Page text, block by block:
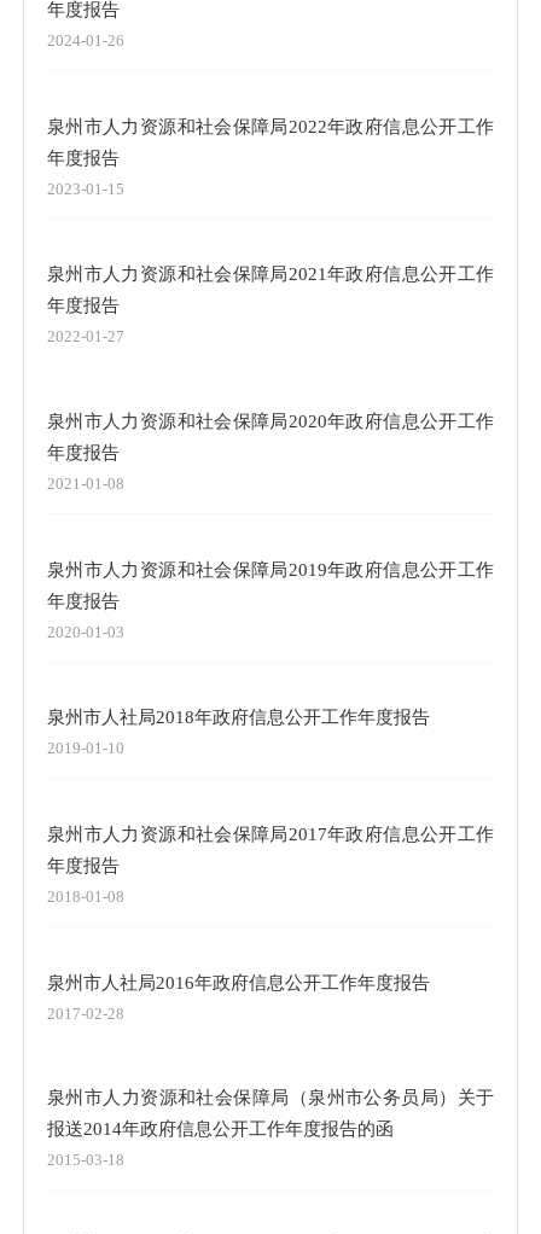
年度报告
2024-01-26
泉州市人力资源和社会保障局2022年政府信息公开工作
年度报告
2023-01-15
泉州市人力资源和社会保障局2021年政府信息公开工作
年度报告
2022-01-27
泉州市人力资源和社会保障局2020年政府信息公开工作
年度报告
2021-01-08
泉州市人力资源和社会保障局2019年政府信息公开工作
年度报告
2020-01-03
泉州市人社局2018年政府信息公开工作年度报告
2019-01-10
泉州市人力资源和社会保障局2017年政府信息公开工作
年度报告
2018-01-08
泉州市人社局2016年政府信息公开工作年度报告
2017-02-28
泉州市人力资源和社会保障局（泉州市公务员局）关于
报送2014年政府信息公开工作年度报告的函
2015-03-18